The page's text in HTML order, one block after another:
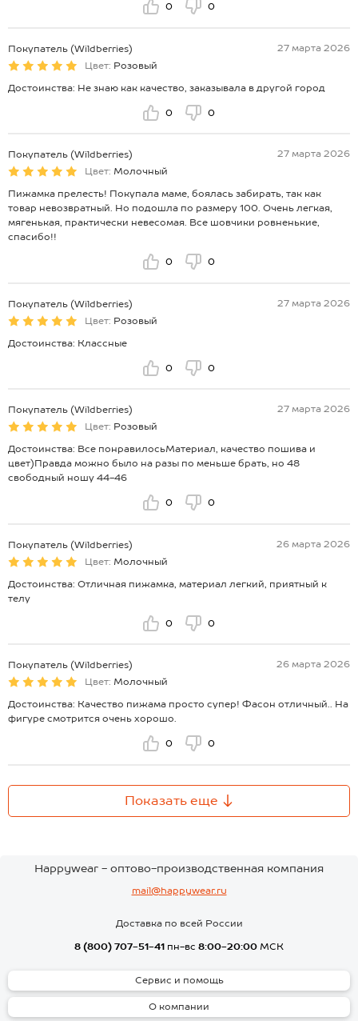
0 0
Покупатель (Wildberries)
27 марта 2026
Цвет: Розовый
Достоинства: Не знаю как качество, заказывала в другой город
0 0
Покупатель (Wildberries)
27 марта 2026
Цвет: Молочный
Пижамка прелесть! Покупала маме, боялась забирать, так как
товар невозвратный. Но подошла по размеру 100. Очень легкая,
мягенькая, практически невесомая. Все шовчики ровненькие,
спасибо!!
0 0
Покупатель (Wildberries)
27 марта 2026
Цвет: Розовый
Достоинства: Классные
0 0
Покупатель (Wildberries)
27 марта 2026
Цвет: Розовый
Достоинства: Все понравилосьМатериал, качество пошива и
цвет)Правда можно было на разы по меньше брать, но 48
свободный ношу 44-46
0 0
Покупатель (Wildberries)
26 марта 2026
Цвет: Молочный
Достоинства: Отличная пижамка, материал легкий, приятный к
телу
0 0
Покупатель (Wildberries)
26 марта 2026
Цвет: Молочный
Достоинства: Качество пижама просто супер! Фасон отличный.. На
фигуре смотрится очень хорошо.
0 0
Показать еще
Happywear - оптово-производственная компания
mail@happywear.ru
Доставка по всей России
8 (800) 707-51-41 пн-вс 8:00-20:00 МСК
Сервис и помощь
О компании